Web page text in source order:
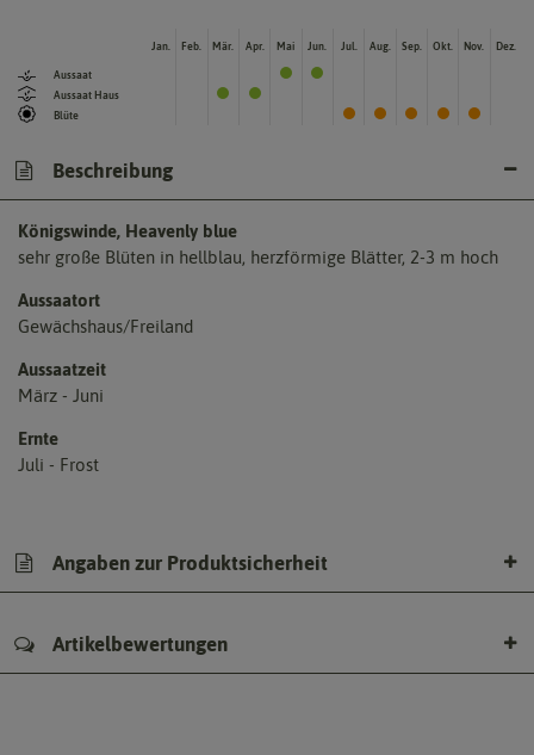
Aussaat
Aussaat Haus
Blüte
Jan. Feb. Mär. Apr. Mai Jun. Jul. Aug. Sep. Okt. Nov. Dez.
Beschreibung
Königswinde, Heavenly blue
sehr große Blüten in hellblau, herzförmige Blätter, 2-3 m hoch
Aussaatort
Gewächshaus/Freiland
Aussaatzeit
März - Juni
Ernte
Juli - Frost
Angaben zur Produktsicherheit
Artikelbewertungen